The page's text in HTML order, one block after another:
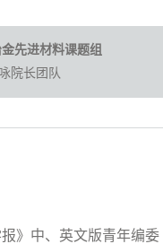
先进材料课题组
院长团队
报》中、英文版青年编委